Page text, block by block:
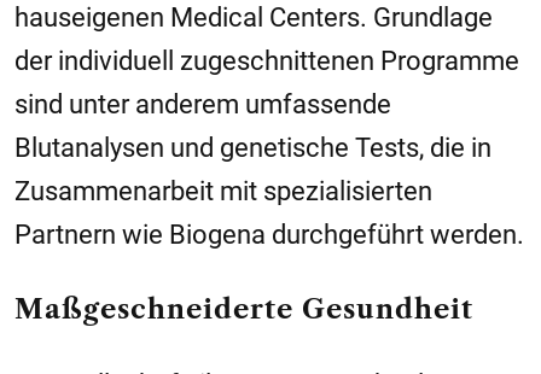
hauseigenen Medical Centers. Grundlage
der individuell zugeschnittenen Programme
sind unter anderem umfassende
Blutanalysen und genetische Tests, die in
Zusammenarbeit mit spezialisierten
Partnern wie Biogena durchgeführt werden.
Maßgeschneiderte Gesundheit